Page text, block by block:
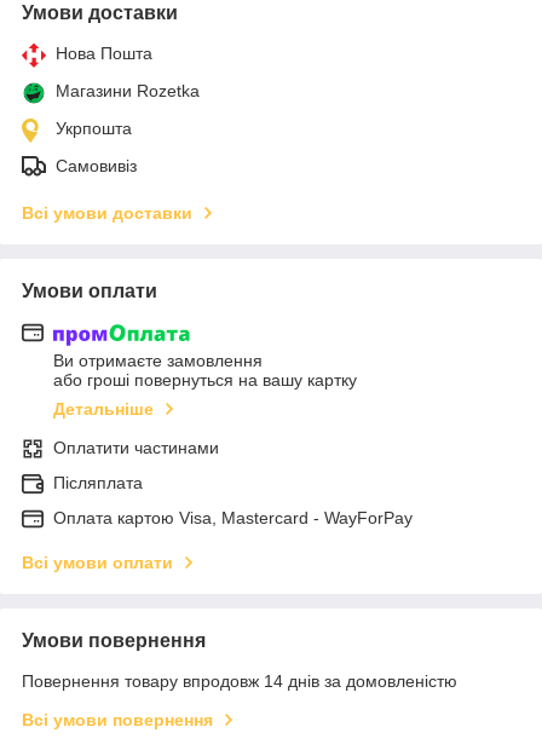
Умови доставки
Нова Пошта
Магазини Rozetka
Укрпошта
Самовивіз
Всі умови доставки
Умови оплати
Ви отримаєте замовлення
або гроші повернуться на вашу картку
Детальніше
Оплатити частинами
Післяплата
Оплата картою Visa, Mastercard - WayForPay
Всі умови оплати
Умови повернення
Повернення товару впродовж 14 днів за домовленістю
Всі умови повернення